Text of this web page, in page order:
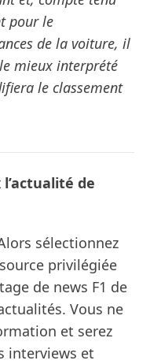
pour le
de la voiture, il
mieux interprété
le classement
de
sélectionnez
privilégiée
de news F1 de
Vous ne
et serez
interviews et